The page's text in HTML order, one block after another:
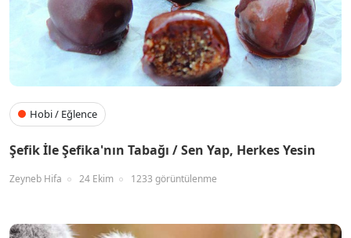
Hobi / Eğlence
Şefik İle Şefika'nın Tabağı / Sen Yap, Herkes Yesin
Zeyneb Hifa 24 Ekim 1233 görüntülenme